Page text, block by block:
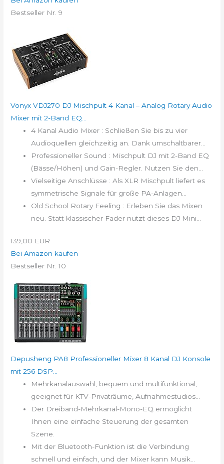
Bestseller Nr. 9
Vonyx VDJ270 DJ Mischpult 4 Kanal – Analog Rotary Audio
Mixer mit 2-Band EQ...
4 Kanal Audio Mixer : Schließen Sie bis zu vier
Audioquellen gleichzeitig an. Dank umschaltbarer...
Professioneller Sound : Mischpult DJ mit 2-Band EQ
(Bässe/Höhen) und Gain-Regler. Nutzen Sie den...
Vielseitige Anschlüsse : Als XLR Mischpult liefert es
symmetrische Signale für große PA-Anlagen...
Old School Rotary Feeling : Erleben Sie das Mixen
neu. Statt klassischer Fader nutzt dieses DJ Mini...
139,00 EUR
Bei Amazon kaufen
Bestseller Nr. 10
Depusheng PA8 Professioneller Mixer 8 Kanal DJ Konsole
mit 256 DSP...
Mehrkanalauswahl, bequem und multifunktional,
geeignet für KTV-Privaträume, Aufnahmestudios...
Der Dreiband-Mehrkanal-Mono-EQ ermöglicht
Ihnen eine einfache Steuerung der gesamten
Szene.
Mit der Bluetooth-Funktion ist die Verbindung
schnell und einfach, und der Mixer kann Musik...